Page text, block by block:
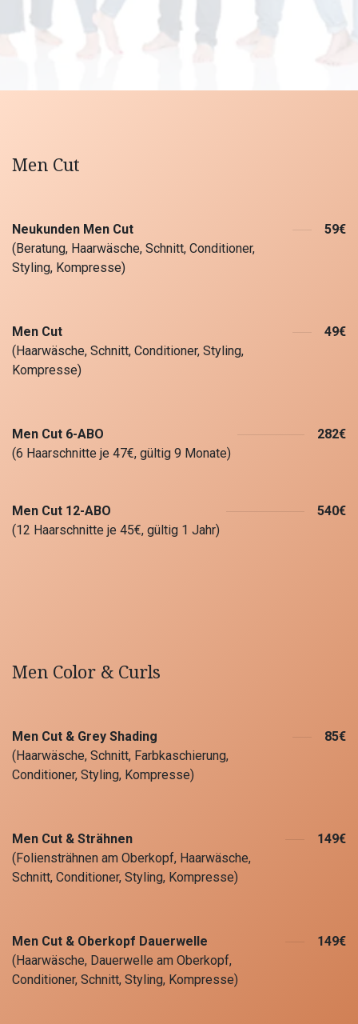
Men Cut
Neukunden Men Cut
(Beratung, Haarwäsche, Schnitt, Conditioner,
Styling, Kompresse)
59€
Men Cut
(Haarwäsche, Schnitt, Conditioner, Styling,
Kompresse)
49€
Men Cut 6-ABO
(6 Haarschnitte je 47€, gültig 9 Monate)
282€
Men Cut 12-ABO
(12 Haarschnitte je 45€, gültig 1 Jahr)
540€
Men Color & Curls
Men Cut & Grey Shading
(Haarwäsche, Schnitt, Farbkaschierung,
Conditioner, Styling, Kompresse)
85€
Men Cut & Strähnen
(Foliensträhnen am Oberkopf, Haarwäsche,
Schnitt, Conditioner, Styling, Kompresse)
149€
Men Cut & Oberkopf Dauerwelle
(Haarwäsche, Dauerwelle am Oberkopf,
Conditioner, Schnitt, Styling, Kompresse)
149€